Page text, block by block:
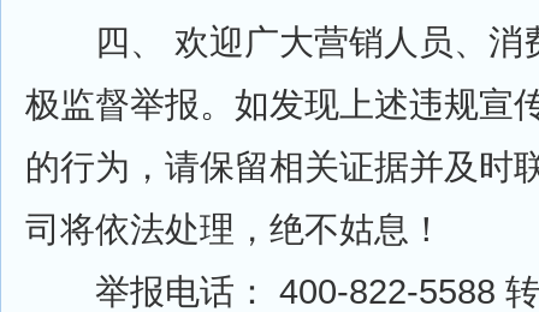
四、 欢迎广大营销人员、消
极监督举报。如发现上述违规宣
的行为，请保留相关证据并及时
司将依法处理，绝不姑息！
举报电话： 400-822-5588 转